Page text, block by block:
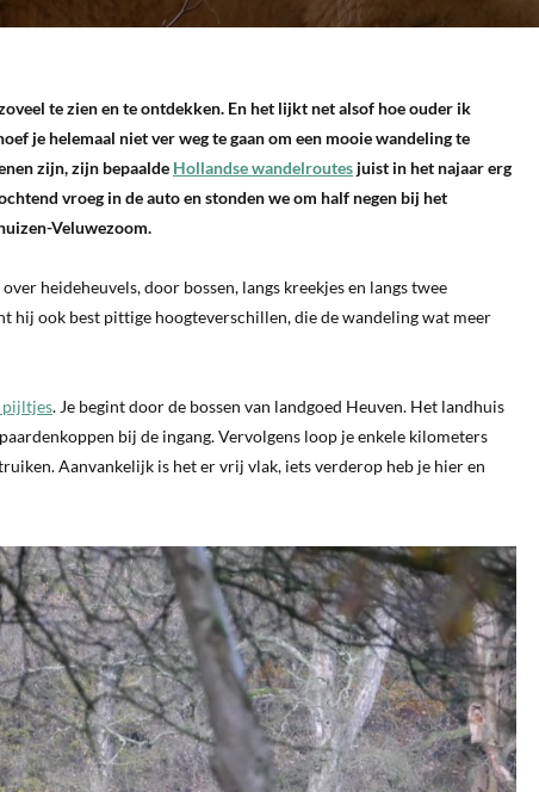
te zien en te ontdekken. En het lijkt net alsof hoe ouder ik
je helemaal niet ver weg te gaan om een mooie wandeling te
zijn, zijn bepaalde Hollandse wandelroutes juist in het najaar erg
vroeg in de auto en stonden we om half negen bij het
Veluwezoom.
heideheuvels, door bossen, langs kreekjes en langs twee
hij ook best pittige hoogteverschillen, die de wandeling wat meer
pijltjes. Je begint door de bossen van landgoed Heuven. Het landhuis
bij de ingang. Vervolgens loop je enkele kilometers
Aanvankelijk is het er vrij vlak, iets verderop heb je hier en